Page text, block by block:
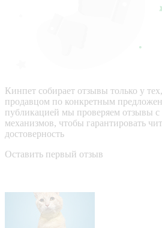
Кинпет собирает отзывы только у
продавцом по конкретным
публикацией мы проверяем отзывы
механизмов, чтобы гарантировать
достоверность
Оставить первый отзыв